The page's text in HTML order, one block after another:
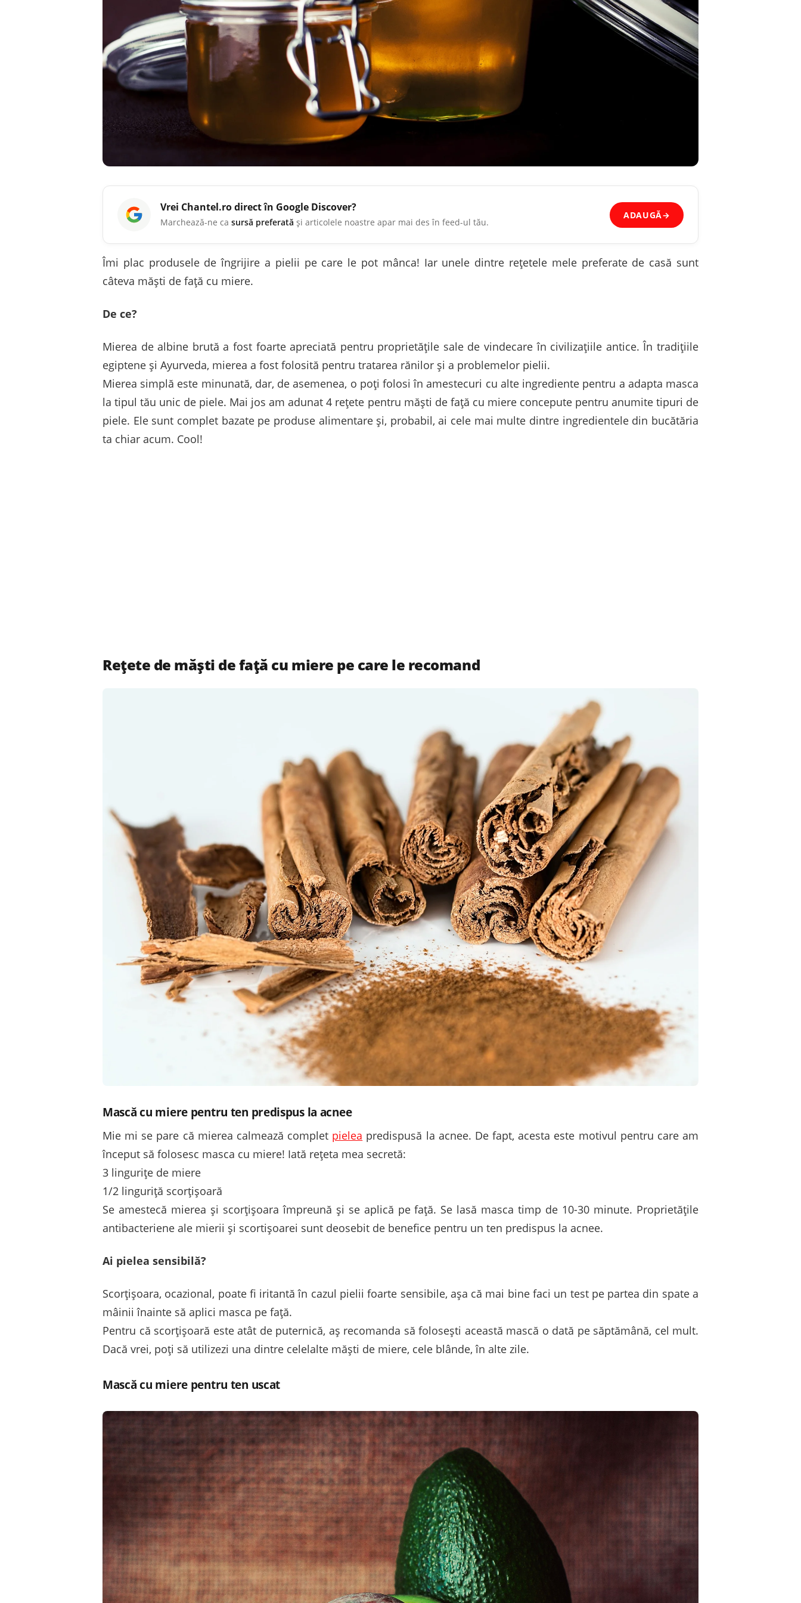
Vrei Chantel.rodirect în Google Discover?
Marchează-ne ca sursă preferată și articolele noastre apar mai des în feed-ul tău.
ADAUGĂ→
Îmi plac produsele de îngrijire a pielii pe care le pot mânca! Iar unele dintre rețetele mele preferate de casă sunt
câteva măşti de faţă cu miere.
De ce?
Mierea de albine brută a fost foarte apreciată pentru proprietățile sale de vindecare în civilizațiile antice. În tradițiile
egiptene și Ayurveda, mierea a fost folosită pentru tratarea rănilor și a problemelor pielii.
Mierea simplă este minunată, dar, de asemenea, o poţi folosi în amestecuri cu alte ingrediente pentru a adapta masca
la tipul tău unic de piele. Mai jos am adunat 4 rețete pentru măști de faţă cu miere concepute pentru anumite tipuri de
piele. Ele sunt complet bazate pe produse alimentare și, probabil, ai cele mai multe dintre ingredientele din bucătăria
ta chiar acum. Cool!
Reţete de măşti de faţă cu miere pe care le recomand
Mască cu miere pentru ten predispus la acnee
Mie mi se pare că mierea calmează complet pielea predispusă la acnee. De fapt, acesta este motivul pentru care am
început să folosesc masca cu miere! Iată rețeta mea secretă:
3 lingurițe de miere
1/2 linguriță scorțișoară
Se amestecă mierea și scorțișoara împreună și se aplică pe față. Se lasă masca timp de 10-30 minute. Proprietățile
antibacteriene ale mierii și scortişoarei sunt deosebit de benefice pentru un ten predispus la acnee.
Ai pielea sensibilă?
Scorțișoara, ocazional, poate fi iritantă în cazul pielii foarte sensibile, aşa că mai bine faci un test pe partea din spate a
mâinii înainte să aplici masca pe faţă.
Pentru că scorțișoară este atât de puternică, aș recomanda să foloseşti această mască o dată pe săptămână, cel mult.
Dacă vrei, poţi să utilizezi una dintre celelalte măști de miere, cele blânde, în alte zile.
Mască cu miere pentru ten uscat